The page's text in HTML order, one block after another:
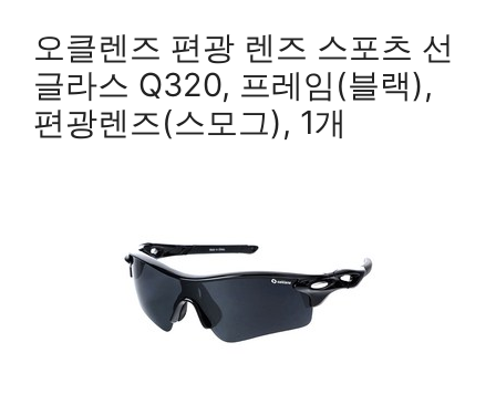
오클렌즈 편광 렌즈 스포츠 선
글라스 Q320, 프레임(블랙),
편광렌즈(스모그), 1개